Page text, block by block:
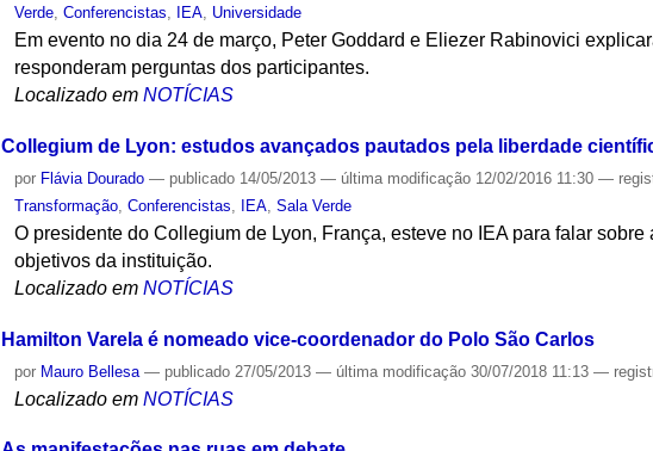
Verde,Conferencistas, IEA, Universidade
Em evento no dia 24 de março, Peter Goddard e Eliezer Rabinovici
responderam perguntas dos participantes.
Localizado em NOTÍCIAS
Collegium de Lyon: estudos avançados pautados pela liberdade
por Flávia Dourado — publicado 14/05/2013— última modificação 12/02/2016 11:30—
Transformação ,Conferencistas IEA ,Sala Verde
O presidente do Collegium de Lyon, França, esteve no IEA para falar
objetivos da instituição.
Localizado em NOTÍCIAS
Hamilton Varela é nomeado vice-coordenador do Polo São Carlos
por Mauro Bellesa — publicado 27/05/2013— última modificação 30/07/2018 11:13—
Localizado em NOTÍCIAS